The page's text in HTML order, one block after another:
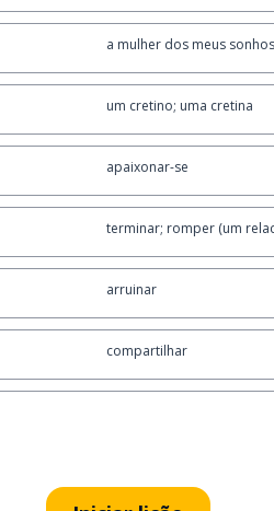
a mulher dos meus sonhos
um cretino; uma cretina
apaixonar-se
terminar; romper (um
arruinar
compartilhar